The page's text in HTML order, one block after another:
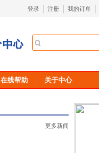
登录 注册 我的订单
在线帮助 关于中心
更多新闻